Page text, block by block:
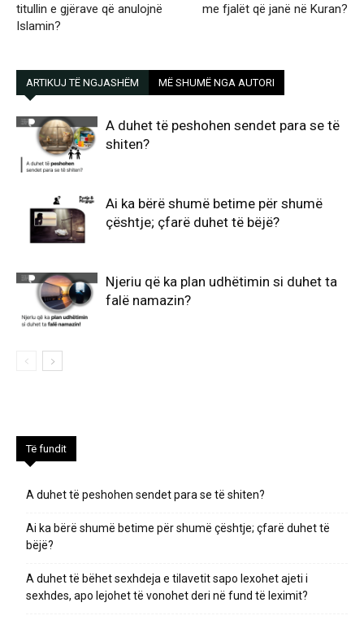
titullin e gjërave që anulojnë
Islamin?
me fjalët që janë në Kuran?
ARTIKUJ TË NGJASHËM MË SHUMË NGA AUTORI
A duhet të peshohen sendet para se të
shiten?
Ai ka bërë shumë betime për shumë
çështje; çfarë duhet të bëjë?
Njeriu që ka plan udhëtimin si duhet ta
falë namazin?
Të fundit
A duhet të peshohen sendet para se të shiten?
Ai ka bërë shumë betime për shumë çështje; çfarë duhet të
bëjë?
A duhet të bëhet sexhdeja e tilavetit sapo lexohet ajeti i
sexhdes, apo lejohet të vonohet deri në fund të leximit?